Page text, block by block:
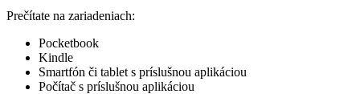
Prečítate na zariadeniach:
Pocketbook
Kindle
Smartfón či tablet s príslušnou aplikáciou
Počítač s príslušnou aplikáciou